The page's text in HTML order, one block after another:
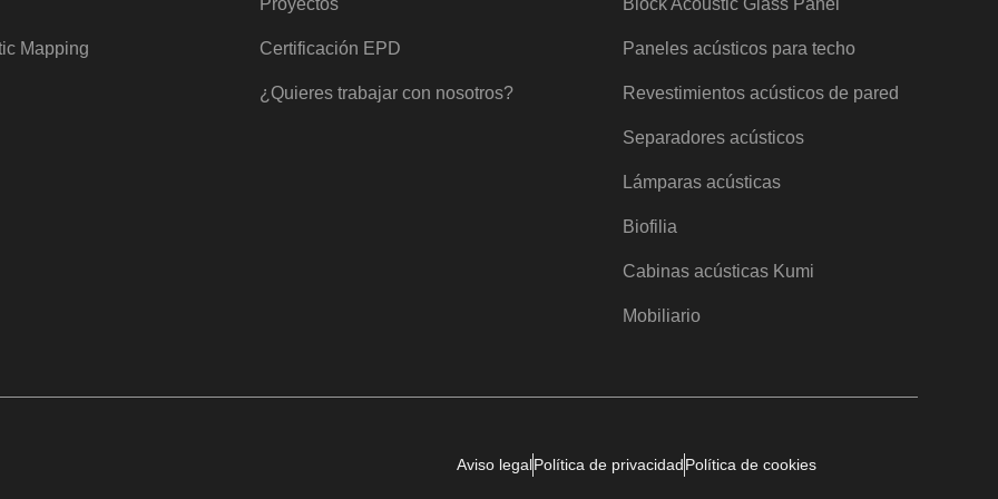
Mapping Certificación EPD
¿Quieres trabajar con nosotros?
Paneles acústicos para techo
Revestimientos acústicos de pared
Separadores acústicos
Lámparas acústicas
Biofilia
Cabinas acústicas Kumi
Mobiliario
Aviso legalPolítica de privacidadPolítica de cookies